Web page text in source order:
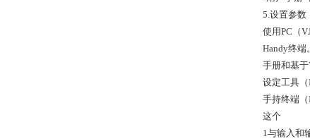
5.设置参数
使用PC（
Handy终端
手册和基
设定工具
手持终端
这个
1与输入和